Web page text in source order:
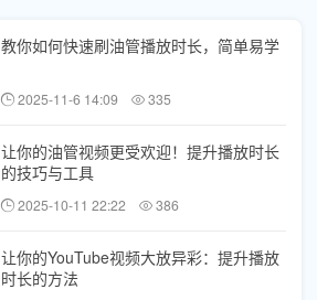
教你如何快速刷油管播放时长，简单易学
2025-11-6 14:09 335
让你的油管视频更受欢迎！提升播放时长
的技巧与工具
2025-10-11 22:22 386
让你的YouTube视频大放异彩：提升播放
时长的方法